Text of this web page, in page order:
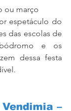
ou março
espetáculo do
das escolas de
e os
dessa festa
–